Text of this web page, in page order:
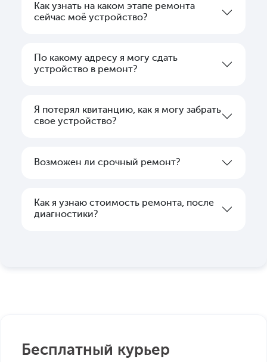
Как узнать на каком этапе ремонта
сейчас моё устройство?
По какому адресу я могу сдать
устройство в ремонт?
Я потерял квитанцию, как я могу забрать
свое устройство?
Возможен ли срочный ремонт?
Как я узнаю стоимость ремонта, после
диагностики?
Бесплатный курьер